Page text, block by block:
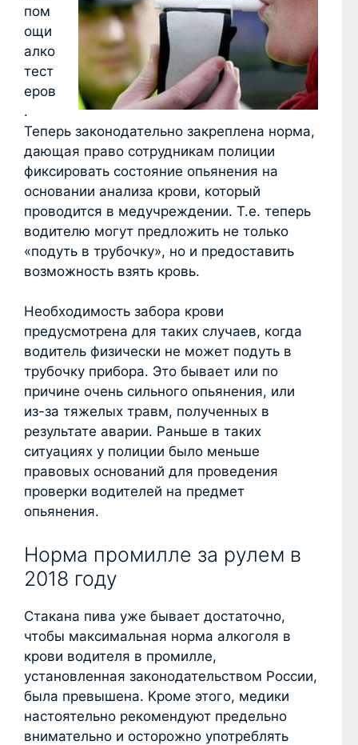
пом
ощи
алко
тест
еров
.
Теперь законодательно закреплена норма,
дающая право сотрудникам полиции
фиксировать состояние опьянения на
основании анализа крови, который
проводится в медучреждении. Т.е. теперь
водителю могут предложить не только
«подуть в трубочку», но и предоставить
возможность взять кровь.
Необходимость забора крови
предусмотрена для таких случаев, когда
водитель физически не может подуть в
трубочку прибора. Это бывает или по
причине очень сильного опьянения, или
из-за тяжелых травм, полученных в
результате аварии. Раньше в таких
ситуациях у полиции было меньше
правовых оснований для проведения
проверки водителей на предмет
опьянения.
Норма промилле за рулем в
2018 году
Стакана пива уже бывает достаточно,
чтобы максимальная норма алкоголя в
крови водителя в промилле,
установленная законодательством России,
была превышена. Кроме этого, медики
настоятельно рекомендуют предельно
внимательно и осторожно употреблять